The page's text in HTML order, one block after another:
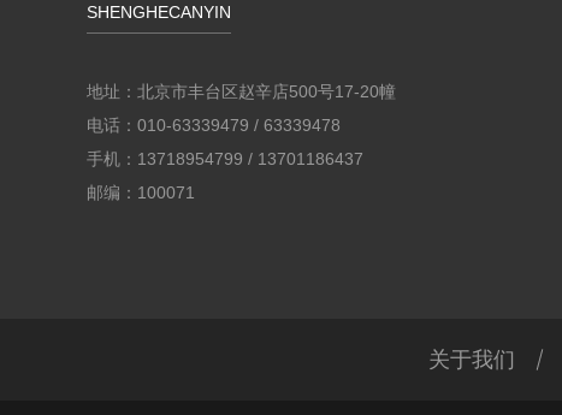
SHENGHECANYIN
地址：北京市丰台区赵辛店500号17-20幢
电话：010-63339479 / 63339478
手机：13718954799 / 13701186437
邮编：100071
关于我们